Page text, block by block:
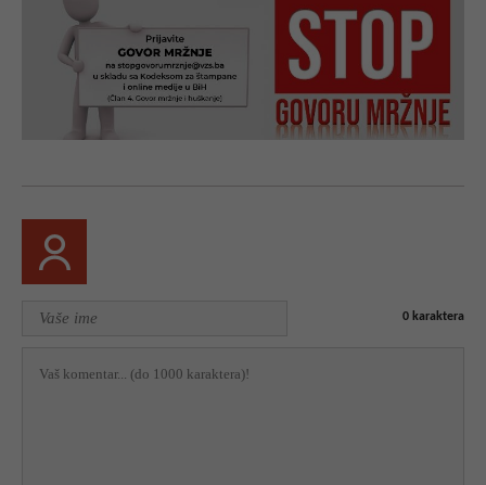
0 karaktera